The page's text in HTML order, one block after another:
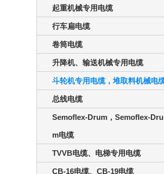
起重机械专用电缆
行车扁电缆
卷筒电缆
升降机、输送机械专用电缆
斗轮机专用电缆，堆取料机械电
总线电缆
Semoflex-Drum，Semoflex-Dru
m电缆
TVVB电缆、电梯专用电缆
CB-16电缆、CB-19电缆